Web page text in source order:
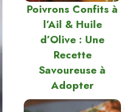
Poivrons Confits à
l’Ail & Huile
d’Olive : Une
Recette
Savoureuse à
Adopter